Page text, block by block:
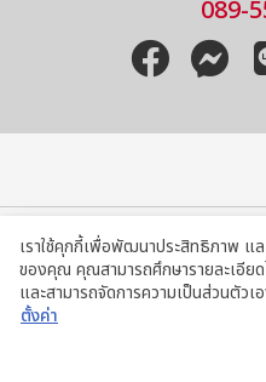
089-
ติดต่อสอบ
เราใช้คุกกี้เพื่อพัฒนาประสิทธิภาพ แล
ของคุณ คุณสามารถศึกษารายละเอีย
และสามารถจัดการความเป็นส่วนตัว
ตั้งค่า